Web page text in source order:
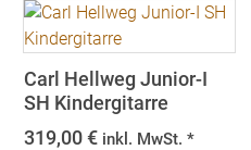
Carl Hellweg Junior-I
SH Kindergitarre
319,00€ inkl. MwSt. *